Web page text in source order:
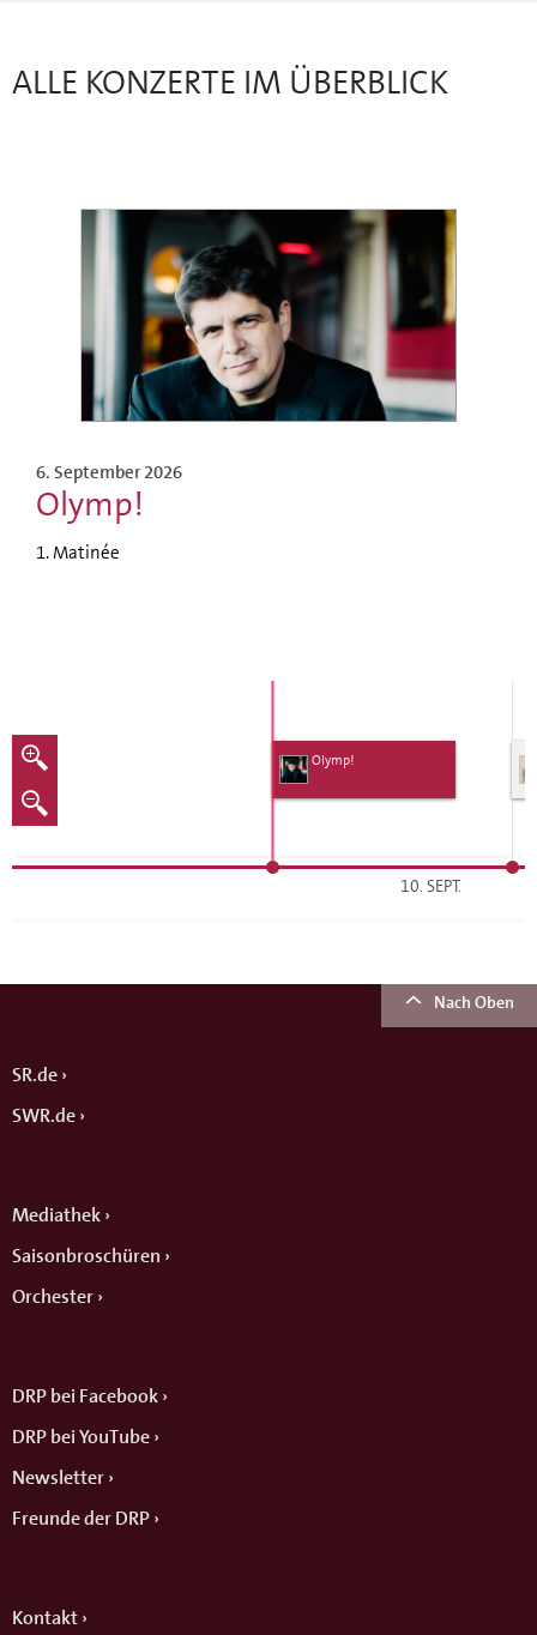
ALLE KONZERTE IM ÜBERBLICK
6. September 2026
Olymp!
1. Matinée
Olymp!
10. SEPT.
Nach Oben
SR.de
SWR.de
Mediathek
Saisonbroschüren
Orchester
DRP bei Facebook
DRP bei YouTube
Newsletter
Freunde der DRP
Kontakt